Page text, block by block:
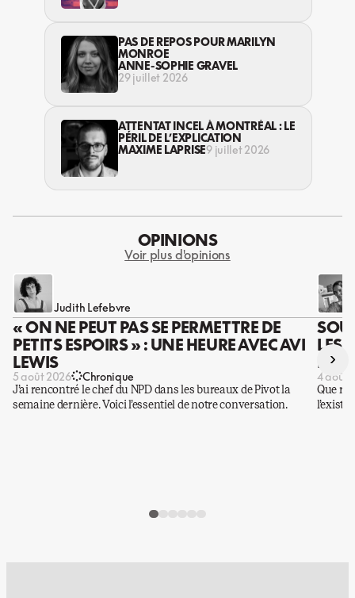
PAS DE REPOS POUR MARILYN
MONROE
ANNE-SOPHIE GRAVEL
29 juillet 2026
ATTENTAT INCEL À MONTRÉAL : LE
PÉRIL DE L’EXPLICATION
MAXIME LAPRISE9 juillet 2026
OPINIONS
Voir plus d'opinions
Judith Lefebvre
« ON NE PEUT PAS SE PERMETTRE DE
PETITS ESPOIRS » : UNE HEURE AVEC AVI
LEWIS
5 août 2026 Chronique
J’ai rencontré le chef du NPD dans les bureaux de Pivot la
semaine dernière. Voici l’essentiel de notre conversation.
LES
DES
4 août
Que
›